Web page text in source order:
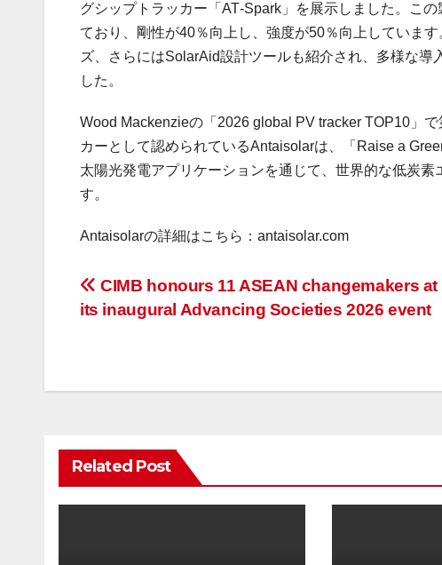
グシップトラッカー「AT‑Spark」を展示しました。こ
ており、剛性が40％向上し、強度が50％向上していま
ズ、さらにはSolarAid設計ツールも紹介され、多様な
した。
Wood Mackenzieの「2026 global PV tracker TOP10」
カーとして認められているAntaisolarは、「Raise a
太陽光発電アプリケーションを通じて、世界的な低炭
す。
Antaisolarの詳細はこちら：antaisolar.com
投
ビ
ー
シ
CIMB honours 11 ASEAN changemakers at
its inaugural Advancing Societies 2026 event
Related Post